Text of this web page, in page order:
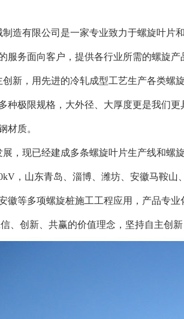
造有限公司是一家专业致力于螺旋叶片
服务面向客户，提供各行业所需的螺旋
新，用先进的冷轧成型工艺生产各类螺
种极限规格，大外径、大厚度更是我们
材质。
，现已经建成多条螺旋叶片生产线和螺
，山东青岛、淄博、潍坊、安徽马鞍
徽等多项螺旋桩施工工程应用，产品专
、创新、共赢的价值理念，坚持自主创